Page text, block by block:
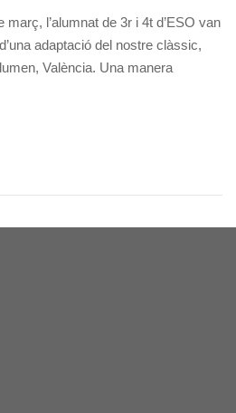
l’alumnat de 3r i 4t d’ESO van
adaptació del nostre clàssic,
València. Una manera